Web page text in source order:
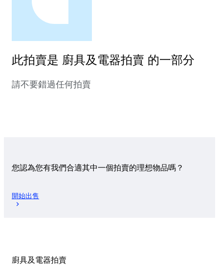
此拍賣是 廚具及電器拍賣 的一部分
請不要錯過任何拍賣
您認為您有我們合適其中一個拍賣的理想物品嗎？
開始出售
廚具及電器拍賣